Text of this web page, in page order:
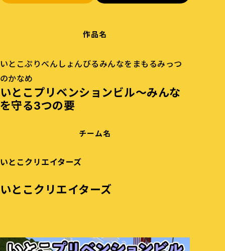
作品名
いとこぷりべんしょんびるみんなをまもるみっつ
のかなめ
いとこプリベンションビル〜みんな
を守る3つの要
チーム名
いとこクリエイターズ
いとこクリエイターズ